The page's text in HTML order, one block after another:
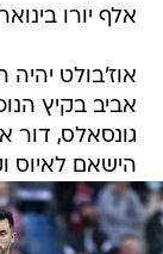
אלף יורו בינואר
אוז'בולט
אביב בקיץ
גונסאלס, דור
הישאם לאיוס